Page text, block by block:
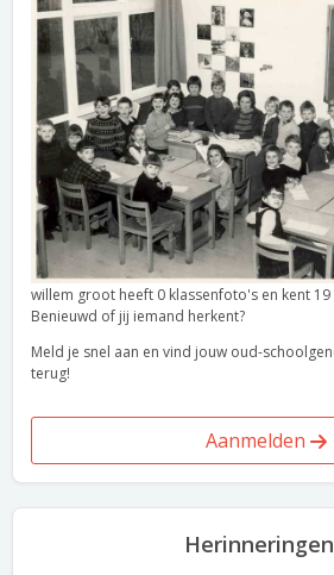
willem groot heeft 0 klassenfoto's en kent
Benieuwd of jij iemand herkent?
Meld je snel aan en vind jouw oud-
terug!
Aanmelden
Herinneringen